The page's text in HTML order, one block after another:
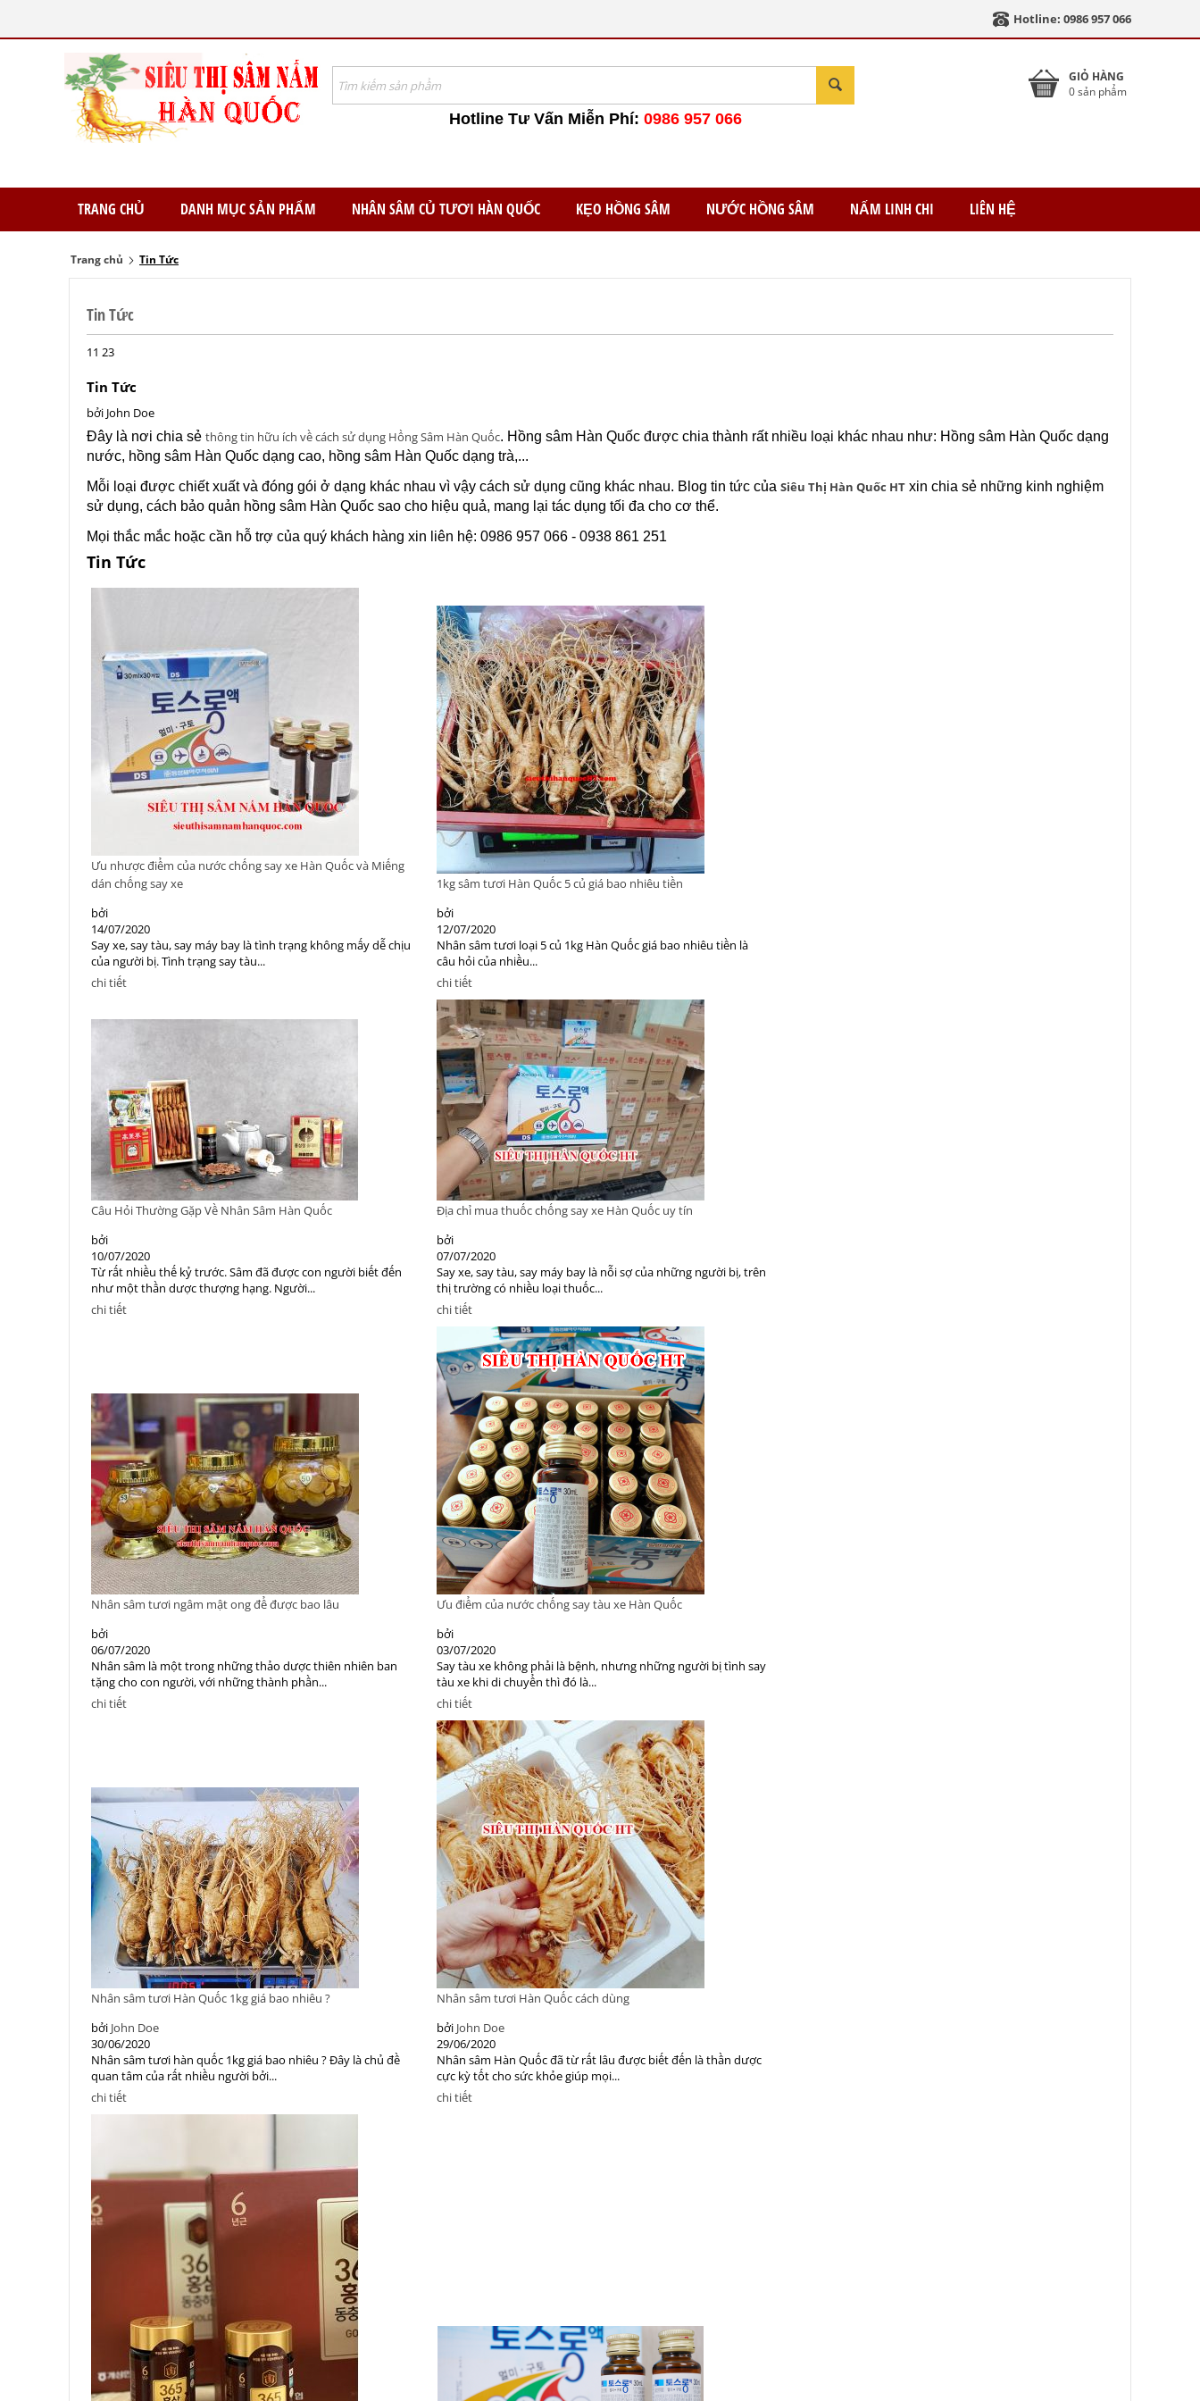
Hotline: 0986 957 066
Hotline Tư Vấn Miễn Phí: 0986 957 066
GIỎ HÀNG
0 sản phẩm
TRANG CHỦ DANH MỤC SẢN PHẨM NHÂN SÂM CỦ TƯƠI HÀN QUỐC KẸO HỒNG SÂM NƯỚC HỒNG SÂM NẤM LINH CHI LIÊN HỆ
Trang chủ Tin Tức
Tin Tức
11 23
Tin Tức
bởi John Doe
Đây là nơi chia sẻ thông tin hữu ích về cách sử dụng Hồng Sâm Hàn Quốc. Hồng sâm Hàn Quốc được chia thành rất nhiều loại khác nhau như: Hồng sâm Hàn Quốc dạng
nước, hồng sâm Hàn Quốc dạng cao, hồng sâm Hàn Quốc dạng trà,...
Mỗi loại được chiết xuất và đóng gói ở dạng khác nhau vì vậy cách sử dụng cũng khác nhau. Blog tin tức của Siêu Thị Hàn Quốc HT xin chia sẻ những kinh nghiệm
sử dụng, cách bảo quản hồng sâm Hàn Quốc sao cho hiệu quả, mang lại tác dụng tối đa cho cơ thể.
Mọi thắc mắc hoặc cần hỗ trợ của quý khách hàng xin liên hệ: 0986 957 066 - 0938 861 251
Tin Tức
Ưu nhược điểm của nước chống say xe Hàn Quốc và Miếng
dán chống say xe
bởi
14/07/2020
Say xe, say tàu, say máy bay là tình trạng không mấy dễ chịu
của người bị. Tình trạng say tàu...
chi tiết
1kg sâm tươi Hàn Quốc 5 củ giá bao nhiêu tiền
bởi
12/07/2020
Nhân sâm tươi loại 5 củ 1kg Hàn Quốc giá bao nhiêu tiền là
câu hỏi của nhiều...
chi tiết
Câu Hỏi Thường Gặp Về Nhân Sâm Hàn Quốc
bởi
10/07/2020
Từ rất nhiều thế kỷ trước. Sâm đã được con người biết đến
như một thần dược thượng hạng. Người...
chi tiết
Địa chỉ mua thuốc chống say xe Hàn Quốc uy tín
bởi
07/07/2020
Say xe, say tàu, say máy bay là nỗi sợ của những người bị, trên
thị trường có nhiều loại thuốc...
chi tiết
Nhân sâm tươi ngâm mật ong để được bao lâu
bởi
06/07/2020
Nhân sâm là một trong những thảo dược thiên nhiên ban
tặng cho con người, với những thành phần...
chi tiết
Ưu điểm của nước chống say tàu xe Hàn Quốc
bởi
03/07/2020
Say tàu xe không phải là bệnh, nhưng những người bị tình say
tàu xe khi di chuyển thì đó là...
chi tiết
Nhân sâm tươi Hàn Quốc 1kg giá bao nhiêu ?
bởi John Doe
30/06/2020
Nhân sâm tươi hàn quốc 1kg giá bao nhiêu ? Đây là chủ đề
quan tâm của rất nhiều người bởi...
chi tiết
Nhân sâm tươi Hàn Quốc cách dùng
bởi John Doe
29/06/2020
Nhân sâm Hàn Quốc đã từ rất lâu được biết đến là thần dược
cực kỳ tốt cho sức khỏe giúp mọi...
chi tiết